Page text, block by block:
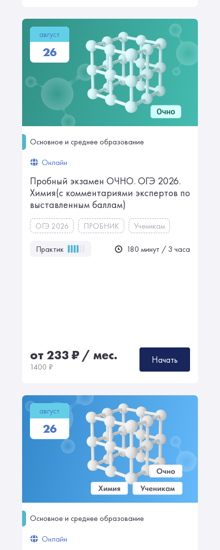
август
26
Основное и среднее образование
Онлайн
Пробный экзамен ОЧНО. ㅤㅤㅤОГЭ 2026.
Химияㅤㅤㅤㅤㅤㅤㅤ(с комментариями экспертов по
выставленным баллам)
ОГЭ 2026 ПРОБНИК Ученикам
Практик 180 минут / 3 часа
от 233₽/ мес.
1400 ₽
Начать
август
26
Основное и среднее образование
Онлайн